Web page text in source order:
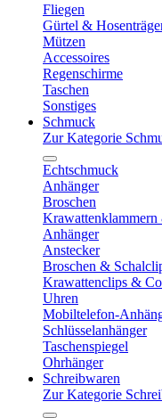
Fliegen
Gürtel &
Mützen
Accessoires
Regenschirme
Taschen
Sonstiges
Schmuck
Zur Kategorie
Echtschmuck
Anhänger
Broschen
Anhänger
Anstecker
Broschen &
Krawattenclips &
Uhren
Mobiltelefon-
Schlüsselanhänger
Taschenspiegel
Ohrhänger
Schreibwaren
Zur Kategorie